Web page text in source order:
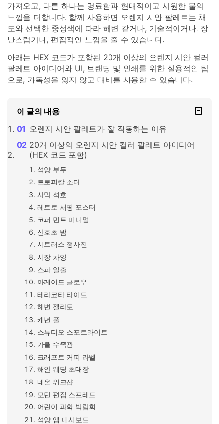
가져오고, 다른 하나는 명료함과 현대적이고 시원한 물의
느낌을 더합니다. 함께 사용하면 오렌지 시안 팔레트는 채
도와 선택한 중성색에 따라 해변 같거나, 기술적이거나, 장
난스럽거나, 편집적인 느낌을 줄 수 있습니다.
아래는 HEX 코드가 포함된 20개 이상의 오렌지 시안 컬러
팔레트 아이디어와 UI, 브랜딩 및 인쇄를 위한 실용적인 팁
으로, 가독성을 잃지 않고 대비를 사용할 수 있습니다.
이 글의 내용
오렌지 시안 팔레트가 잘 작동하는 이유
20개 이상의 오렌지 시안 컬러 팔레트 아이디어
(HEX 코드 포함)
석양 부두
트로피칼 소다
사막 석호
레트로 서핑 포스터
코퍼 민트 미니멀
산호초 밤
시트러스 청사진
시장 차양
스파 일출
아케이드 글로우
테라코타 타이드
해변 젤라토
캐년 풀
스튜디오 스포트라이트
가을 수족관
크래프트 커피 라벨
해안 웨딩 초대장
네온 워크샵
모던 편집 스프레드
어린이 과학 박람회
석양 앱 대시보드